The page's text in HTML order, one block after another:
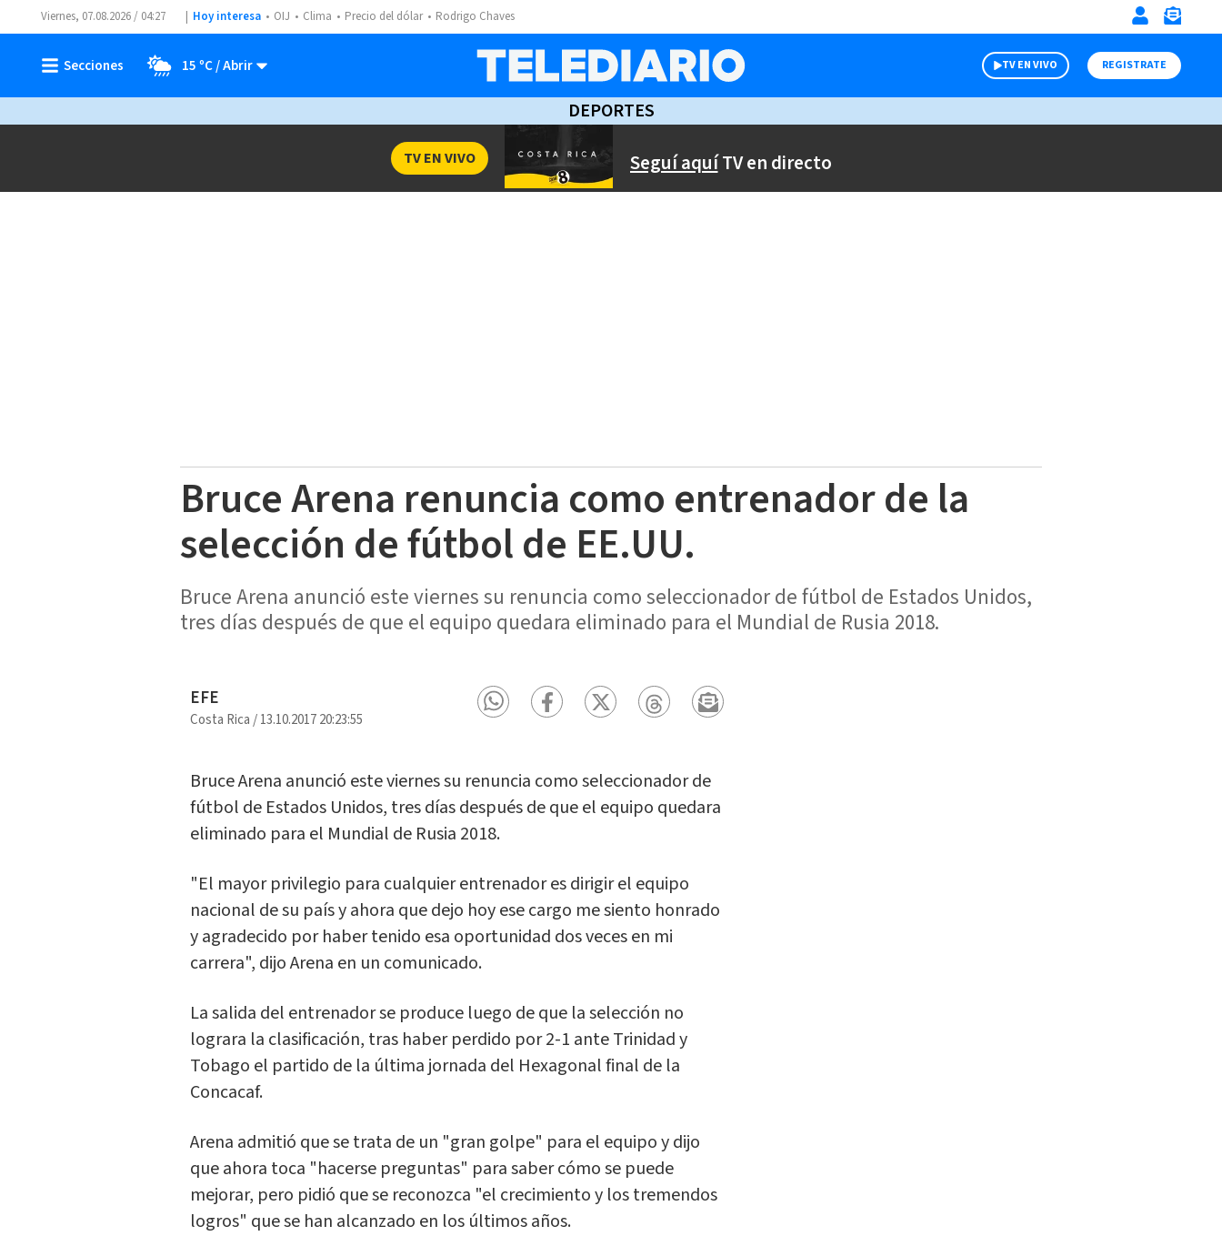
Viernes, 07.08.2026 / 04:27 Hoy interesa OIJ Clima Precio del dólar Rodrigo Chaves
15 ºC TV EN VIVO REGISTRATE
DEPORTES
Seguí aquíTV en directo
TV EN VIVO
Bruce Arena renuncia como entrenador de la
selección de fútbol de EE.UU.
Bruce Arena anunció este viernes su renuncia como seleccionador de fútbol de Estados Unidos,
tres días después de que el equipo quedara eliminado para el Mundial de Rusia 2018.
EFE
Costa Rica/13.10.2017 20:23:55
Bruce Arena anunció este viernes su renuncia como seleccionador de
fútbol de Estados Unidos, tres días después de que el equipo quedara
eliminado para el Mundial de Rusia 2018.
"El mayor privilegio para cualquier entrenador es dirigir el equipo
nacional de su país y ahora que dejo hoy ese cargo me siento honrado
y agradecido por haber tenido esa oportunidad dos veces en mi
carrera", dijo Arena en un comunicado.
La salida del entrenador se produce luego de que la selección no
lograra la clasificación, tras haber perdido por 2-1 ante Trinidad y
Tobago el partido de la última jornada del Hexagonal final de la
Concacaf.
Arena admitió que se trata de un "gran golpe" para el equipo y dijo
que ahora toca "hacerse preguntas" para saber cómo se puede
mejorar, pero pidió que se reconozca "el crecimiento y los tremendos
logros" que se han alcanzado en los últimos años.